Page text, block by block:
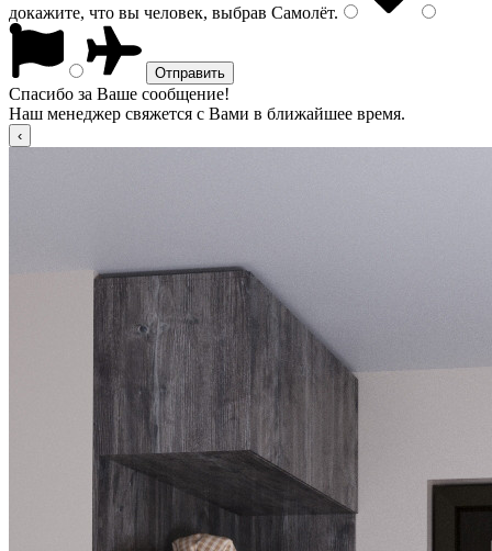
докажите, что вы человек, выбрав Самолёт.
Спасибо за Ваше сообщение!
Наш менеджер свяжется с Вами в ближайшее время.